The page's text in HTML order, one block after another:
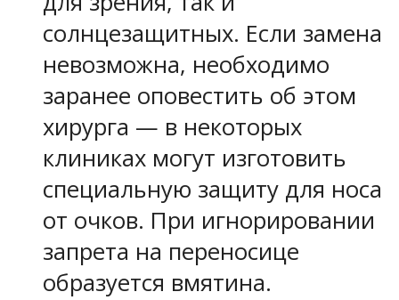
солнцезащитных. Если замена
невозможна, необходимо
заранее оповестить об этом
хирурга — в некоторых
клиниках могут изготовить
специальную защиту для носа
от очков. При игнорировании
запрета на переносице
образуется вмятина.